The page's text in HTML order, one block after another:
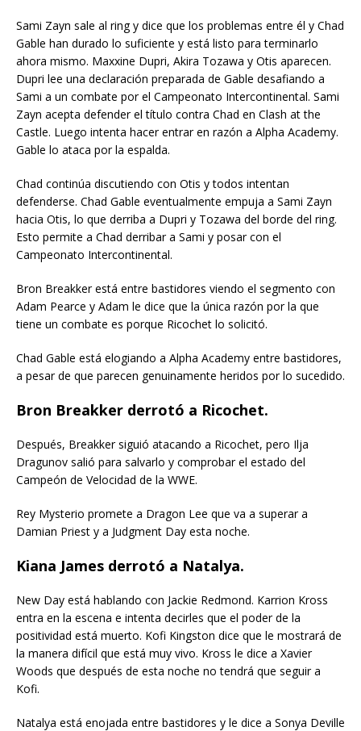
Sami Zayn sale al ring y dice que los problemas entre él y Chad
Gable han durado lo suficiente y está listo para terminarlo
ahora mismo. Maxxine Dupri, Akira Tozawa y Otis aparecen.
Dupri lee una declaración preparada de Gable desafiando a
Sami a un combate por el Campeonato Intercontinental. Sami
Zayn acepta defender el título contra Chad en Clash at the
Castle. Luego intenta hacer entrar en razón a Alpha Academy.
Gable lo ataca por la espalda.
Chad continúa discutiendo con Otis y todos intentan
defenderse. Chad Gable eventualmente empuja a Sami Zayn
hacia Otis, lo que derriba a Dupri y Tozawa del borde del ring.
Esto permite a Chad derribar a Sami y posar con el
Campeonato Intercontinental.
Bron Breakker está entre bastidores viendo el segmento con
Adam Pearce y Adam le dice que la única razón por la que
tiene un combate es porque Ricochet lo solicitó.
Chad Gable está elogiando a Alpha Academy entre bastidores,
a pesar de que parecen genuinamente heridos por lo sucedido.
Bron Breakker derrotó a Ricochet.
Después, Breakker siguió atacando a Ricochet, pero Ilja
Dragunov salió para salvarlo y comprobar el estado del
Campeón de Velocidad de la WWE.
Rey Mysterio promete a Dragon Lee que va a superar a
Damian Priest y a Judgment Day esta noche.
Kiana James derrotó a Natalya.
New Day está hablando con Jackie Redmond. Karrion Kross
entra en la escena e intenta decirles que el poder de la
positividad está muerto. Kofi Kingston dice que le mostrará de
la manera difícil que está muy vivo. Kross le dice a Xavier
Woods que después de esta noche no tendrá que seguir a
Kofi.
Natalya está enojada entre bastidores y le dice a Sonya Deville